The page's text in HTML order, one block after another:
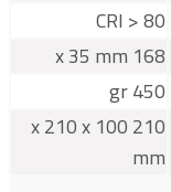
CRI > 80
168 x 35 mm
450 gr
210 x 210 x 100
mm